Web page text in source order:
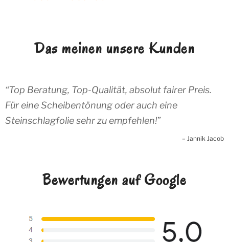
Das meinen unsere Kunden
Top Beratung, Top-Qualität, absolut fairer Preis.
Für eine Scheibentönung oder auch eine
Steinschlagfolie sehr zu empfehlen!
Jannik Jacob
Bewertungen auf Google